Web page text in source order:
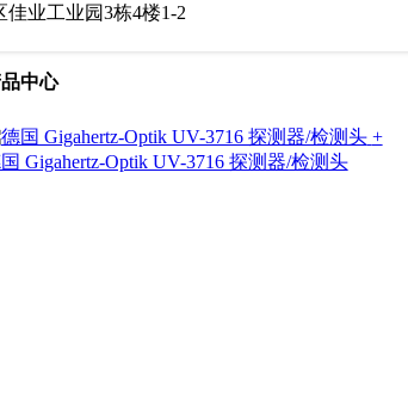
业工业园3栋4楼1-2
中心
+
Gigahertz-Optik UV-3716 探测器/检测头